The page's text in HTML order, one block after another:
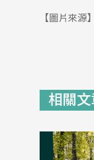
【圖片來源】
相關